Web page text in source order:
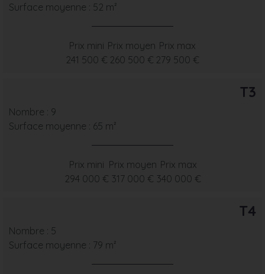
Surface moyenne : 52 m²
Prix mini
241 500 €
Prix moyen
260 500 €
Prix max
279 500 €
T3
Nombre : 9
Surface moyenne : 65 m²
Prix mini
294 000 €
Prix moyen
317 000 €
Prix max
340 000 €
T4
Nombre : 5
Surface moyenne : 79 m²